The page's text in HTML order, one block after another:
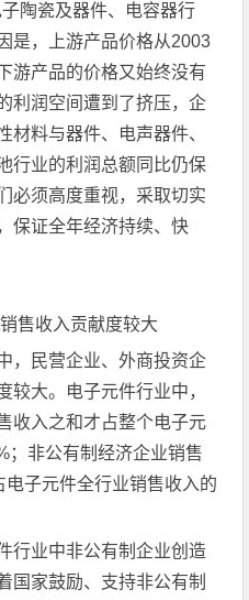
陶瓷及器件、电容器行
是，上游产品价格从2003
游产品的价格又始终没有
利润空间遭到了挤压，企
材料与器件、电声器件、
行业的利润总额同比仍保
必须高度重视，采取切实
保证全年经济持续、快
售收入贡献度较大
民营企业、外商投资企
较大。电子元件行业中，
收入之和才占整个电子元
；非公有制经济企业销售
子元件全行业销售收入的
业中非公有制企业创造
国家鼓励、支持非公有制